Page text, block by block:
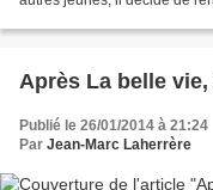
Après La belle
Publié le 26/01/2014 à 21:24
Par Jean-Marc Laherrère